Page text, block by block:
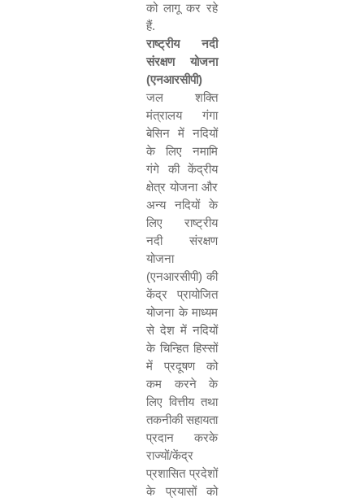
को लागू कर रहे
हैं.
राष्ट्रीय नदी
संरक्षण योजना
(एनआरसीपी)
जल शक्ति
मंत्रालय गंगा
बेसिन में नदियों
के लिए नमामि
गंगे की केंद्रीय
क्षेत्र योजना और
अन्य नदियों के
लिए राष्ट्रीय
नदी संरक्षण
योजना
(एनआरसीपी) की
केंद्र प्रायोजित
योजना के माध्यम
से देश में नदियों
के चिन्हित हिस्सों
में प्रदूषण को
कम करने के
लिए वित्तीय तथा
तकनीकी सहायता
प्रदान करके
राज्यों/केंद्र
प्रशासित प्रदेशों
के प्रयासों को